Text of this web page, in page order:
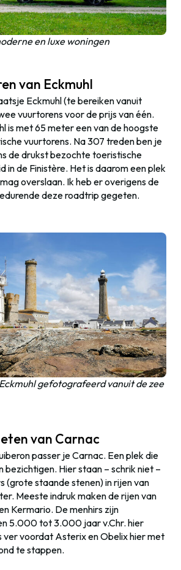
en luxe woningen
van Eckmuhl
Eckmuhl (te bereiken vanuit
vuurtorens voor de prijs van één.
is met 65 meter een van de hoogste
vuurtorens. Na 307 treden ben je
de drukst bezochte toeristische
in de Finistère. Het is daarom een plek
overslaan. Ik heb er overigens de
deze roadtrip gegeten.
gefotografeerd vanuit de zee
van Carnac
passer je Carnac. Een plek die
bezichtigen. Hier staan – schrik niet –
(grote staande stenen) in rijen van
Meeste indruk maken de rijen van
Kermario. De menhirs zijn
5.000 tot 3.000 jaar v.Chr. hier
ver voordat Asterix en Obelix hier met
te stappen.